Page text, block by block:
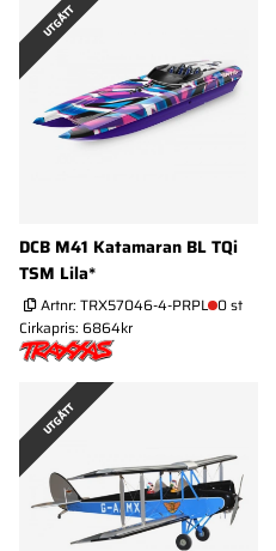
UTGÅTT
DCB M41 Katamaran BL TQi
TSM Lila*
Artnr: TRX57046-4-PRPL 0 st
Cirkapris: 6864kr
UTGÅTT